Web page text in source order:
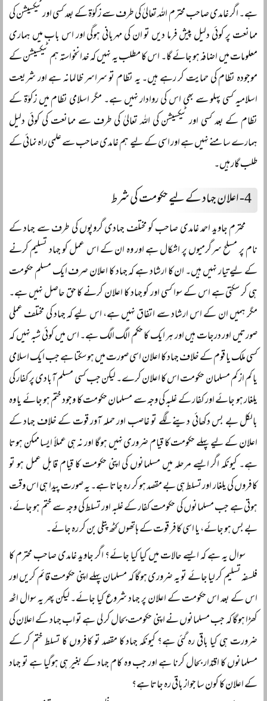
ہے۔ اگر غامدی صاحب محترم اللہ تعالیٰ کی طرف سے زکوٰۃ کے بعد کسی اور ٹیکسیشن کی
ممانعت پر کوئی دلیل پیش فرما دیں تو ان کی مہربانی ہوگی اور اس باب میں ہماری
معلومات میں اضافہ ہو جائے گا۔ اس کا مطلب یہ نہیں کہ خدانخواستہ ہم ٹیکسیشن کے
موجودہ نظام کی حمایت کر رہے ہیں۔ یہ نظام تو سراسر ظالمانہ ہے اور شریعت
اسلامیہ کسی پہلو سے بھی اس کی روادار نہیں ہے۔ مگر اسلامی نظام میں زکوٰۃ کے
نظام کے بعد کسی اور ٹیکسیشن کی اللہ تعالیٰ کی طرف سے ممانعت کی کوئی دلیل
ہمارے سامنے نہیں ہے اور اسی کے لیے ہم غامدی صاحب سے علمی راہ نمائی کے
طلب گار ہیں۔
4- اعلان جہاد کے لیے حکومت کی شرط
محترم جاوید احمد غامدی صاحب کو مختلف جہادی گروپوں کی طرف سے جہاد کے
نام پر مسلح سرگرمیوں پر اشکال ہے اور وہ ان کے اس عمل کو جہاد تسلیم کرنے
کے لیے تیار نہیں ہیں۔ ان کا ارشاد ہے کہ جہاد کا اعلان صرف ایک مسلم حکومت
ہی کر سکتی ہے اس کے سوا کسی اور کو جہاد کا اعلان کرنے کا حق حاصل نہیں ہے۔
مگر ہمیں ان کے اس ارشاد سے اتفاق نہیں ہے، اس لیے کہ جہاد کی مختلف عملی
صورتیں اور درجات ہیں اور ہر ایک کا حکم الگ الگ ہے۔ اس میں کوئی شبہ نہیں کہ
کسی ملک یا قوم کے خلاف جہاد کا اعلان اسی صورت میں ہو سکتا ہے جب ایک اسلامی
یا کم از کم مسلمان حکومت اس کا اعلان کرے۔ لیکن جب کسی مسلم آبادی پر کفار کی
یلغار ہو جائے اور کفار کے غلبہ کی وجہ سے مسلمان حکومت کا وجود ختم ہو جائے یا وہ
بالکل بے بس دکھائی دینے لگے تو غاصب اور حملہ آور قوت کے خلاف جہاد کے
اعلان کے لیے پہلے حکومت کا قیام ضروری نہیں ہوگا اور نہ ہی عملاً ایسا ممکن ہوتا
ہے۔ کیونکہ اگر ایسے مرحلہ میں مسلمانوں کی اپنی حکومت کا قیام قابل عمل ہو تو
کافروں کی یلغار اور تسلط ہی بے مقصد ہو کر رہ جاتا ہے۔ یہ صورت پیدا ہی اس وقت
ہوتی ہے جب مسلمانوں کی حکومت کفار کے غلبہ اور تسلط کی وجہ سے ختم ہو جائے،
بے بس ہو جائے، یا اسی کافر قوت کے ہاتھوں کٹھ پتلی بن کر رہ جائے۔
سوال یہ ہے کہ ایسے حالات میں کیا کیا جائے؟ اگر جاوید غامدی صاحب محترم کا
فلسفہ تسلیم کر لیا جائے تو یہ ضروری ہوگا کہ مسلمان پہلے اپنی حکومت قائم کریں اور
اس کے بعد اس حکومت کے اعلان پر جہاد شروع کیا جائے۔ لیکن پھر یہ سوال اٹھ
کھڑا ہوگا کہ جب مسلمانوں نے اپنی حکومت بحال کر لی ہے تو اب جہاد کے اعلان کی
ضرورت ہی کیا باقی رہ گئی ہے؟ کیونکہ جہاد کا مقصد تو کافروں کا تسلط ختم کر کے
مسلمانوں کا اقتدار بحال کرنا ہے اور جب وہ کام جہاد کے بغیر ہی ہوگیا ہے تو جہاد
کے اعلان کا کون سا جواز باقی رہ جاتا ہے؟